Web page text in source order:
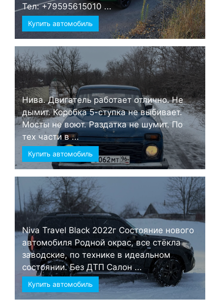
Тел: +79595615010 ...
Купить автомобиль
Нива. Двигатель работает отлично. Не
дымит. Коробка 5-ступка не выбивает.
Мосты не воют. Раздатка не шумит. По
тех части в ...
Купить автомобиль
Niva Travel Black 2022г Состояние нового
автомобиля Родной окрас, все стёкла
заводские, по технике в идеальном
состоянии. Без ДТП Салон ...
Купить автомобиль